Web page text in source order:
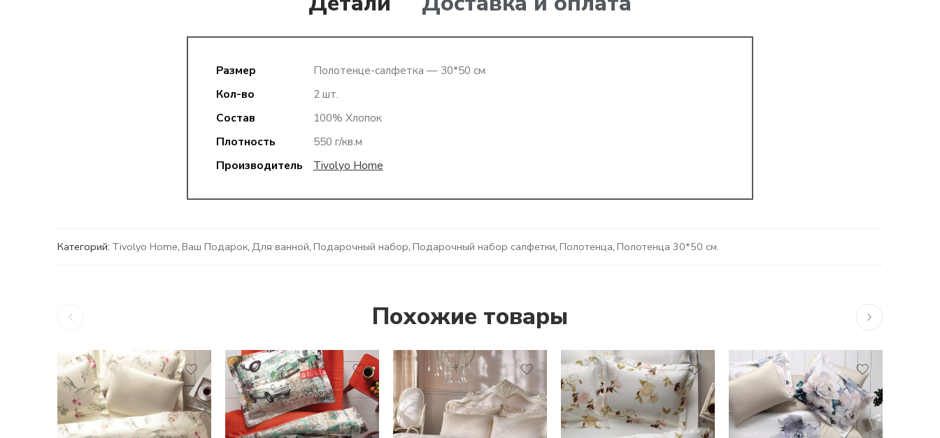
Размер
Полотенце-салфетка — 30*50 см
Кол-во
2 шт.
Состав
100% Хлопок
Плотность
550 г/кв.м
Производитель
Tivolyo Home
Категорий: Tivolyo Home, Ваш Подарок, Для ванной, Подарочный набор, Подарочный набор салфетки, Полотенца, Полотенца 30*50 см.
Похожие товары